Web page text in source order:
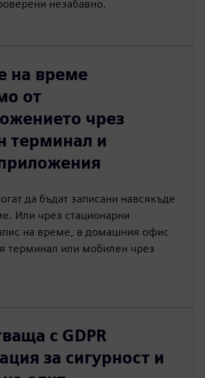
незабавно.
на време
от
чрез
терминал и
да бъдат записани навсякъде
Или чрез стационарни
на време, в домашния офис
терминал или мобилен чрез
с GDPR
за сигурност и